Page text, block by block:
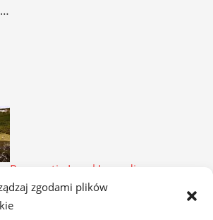
zgodami plików
Rezervaţia Lacul Iezer din
Lake w Górach Kelimeńskich jest